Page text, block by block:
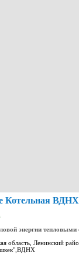
Котельная
энергии тепловыми
область, Ленинский